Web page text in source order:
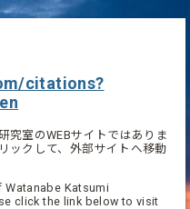
citations?
究室のWEBサイトではありま
ックして、外部サイトへ移動
Watanabe Katsumi
click the link below to visit